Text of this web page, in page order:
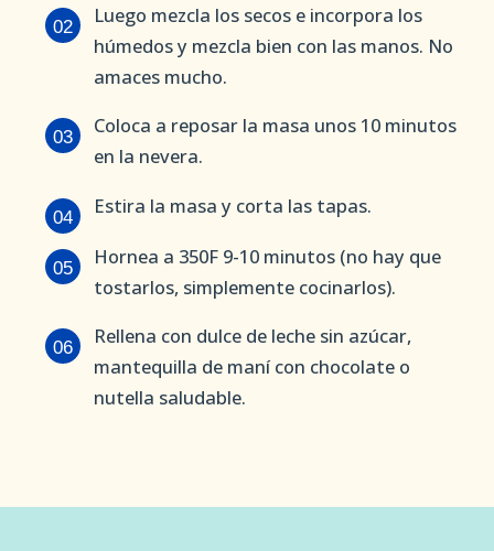
02
Luego mezcla los secos e incorpora los
húmedos y mezcla bien con las manos. No
amaces mucho.
03
Coloca a reposar la masa unos 10 minutos
en la nevera.
04 Estira la masa y corta las tapas.
05
Hornea a 350F 9-10 minutos (no hay que
tostarlos, simplemente cocinarlos).
06
Rellena con dulce de leche sin azúcar,
mantequilla de maní con chocolate o
nutella saludable.